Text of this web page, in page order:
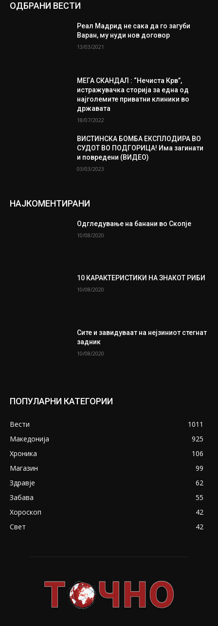
ОДБРАНИ ВЕСТИ
Реал Мадрид не сака да го загуби
Варан, му нуди нов договор
13/03/2021
МЕГА СКАНДАЛ : “Нечиста Крв”,
истражувачка сторија за една од
најголемите приватни клиники во
државата
18/07/2022
ВИСТИНСКА БОМБА ЕКСПЛОДИРА ВО
СУДОТ ВО ПОДГОРИЦА! Има загинати
и повредени (ВИДЕО)
03/03/2023
НАЈКОМЕНТИРАНИ
Одгледување на банани во Скопје
10/08/2020
10 КАРАКТЕРИСТИКИ НА ЗНАКОТ РИБИ
10/08/2020
Сите и завидуваат на нејзиниот стегнат
задник
10/08/2020
ПОПУЛАРНИ КАТЕГОРИИ
Вести
1011
Македонија
925
Хроника
106
Магазин
99
Здравје
62
Забава
55
Хороскоп
42
Свет
42